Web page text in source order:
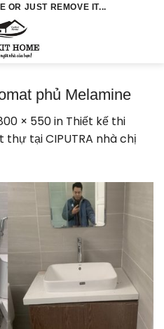
OR JUST REMOVE IT...
phủ Melamine
× 550in Thiết kế thi
tại CIPUTRA nhà chị